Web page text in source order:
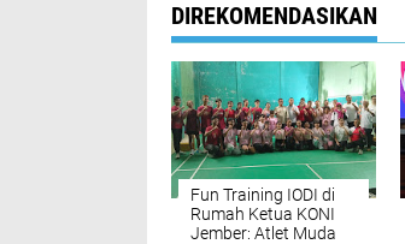
DIREKOMENDASIKAN
Fun Training IODI di
Rumah Ketua KONI
Jember: Atlet Muda